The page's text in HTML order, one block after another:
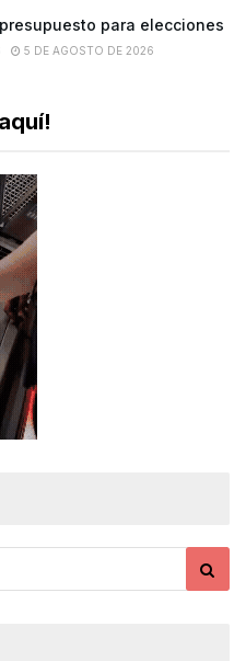
para elecciones
5 DE AGOSTO DE 2026